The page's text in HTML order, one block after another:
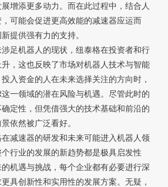
增添更多动力。而在此过程中，结合人
可能会促进更高效能的减速器应运而
提供强有力的支持。
机器人的现状，纽泰格在投资者和行
，这也反映了市场对机器人技术与智能
入资金的人在未来选择关注的方向时，
一领域的潜在风险与机遇。尽管此时的
定性，但凭借强大的技术基础和前沿的
依然被广泛看好。
速器的研发和未来可能进入机器人领
行业的发展的新趋势都是极具启发性
机遇与挑战，每个企业都有必要进行深
具创新性和实用性的发展方案。无疑，